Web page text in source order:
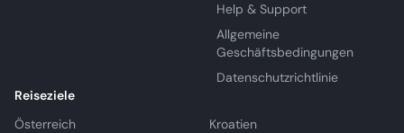
Help & Support
Allgemeine
Geschäftsbedingungen
Datenschutzrichtlinie
Reiseziele
Österreich
Kroatien